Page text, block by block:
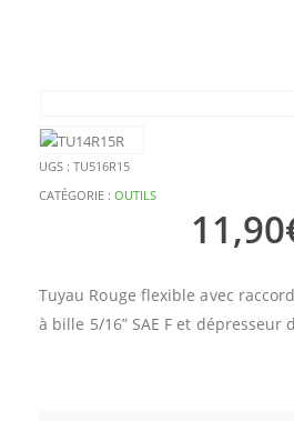
UGS : TU516R15
CATÉGORIE : OUTILS
11,90
Tuyau Rouge flexible avec
à bille 5/16” SAE F et dépresseur